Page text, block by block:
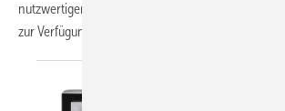
nutzwertigen Fachvortrag allen Leserinnen und
zurVerfügung